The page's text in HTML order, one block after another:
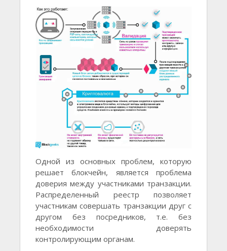
Одной из основных проблем, которую
решает блокчейн, является проблема
доверия между участниками транзакции.
Распределенный реестр позволяет
участникам совершать транзакции друг с
другом без посредников, т.е. без
необходимости доверять
контролирующим органам.